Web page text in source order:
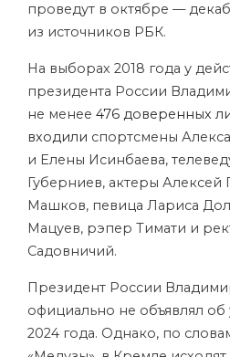
проведут в октябре —
из источников РБК.
На выборах 2018 года у
президента России
не менее 476 доверенных
входили спортсмены
и Елены Исинбаева,
Губерниев, актеры Алексей
Машков, певица Лариса
Мацуев, рэпер Тимати и
Садовничий.
Президент России
официально не объявлял об
2024 года. Однако, по